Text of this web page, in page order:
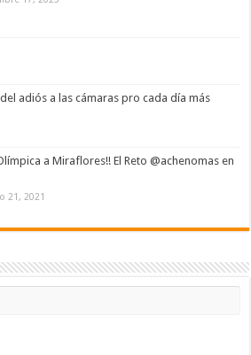
adiós a las cámaras pro cada día más
a Miraflores!! El Reto @achenomas en
21, 2021